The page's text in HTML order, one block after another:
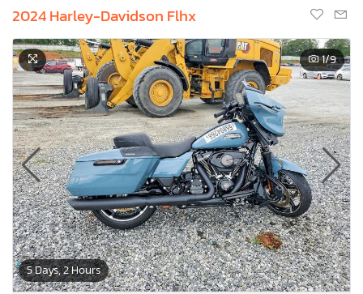
2024 Harley-Davidson Flhx
5 Days, 2 Hours
1/9